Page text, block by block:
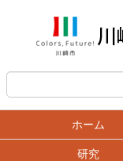
ホーム
研究